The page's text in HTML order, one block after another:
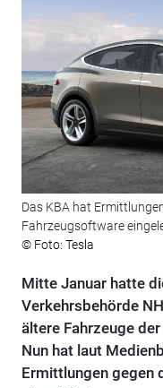
Das KBA hat
Fahrzeugsoftware
© Foto: Tesla
Mitte Januar hatte
Verkehrsbehörde
ältere Fahrzeuge
Nun hat laut
Ermittlungen gegen